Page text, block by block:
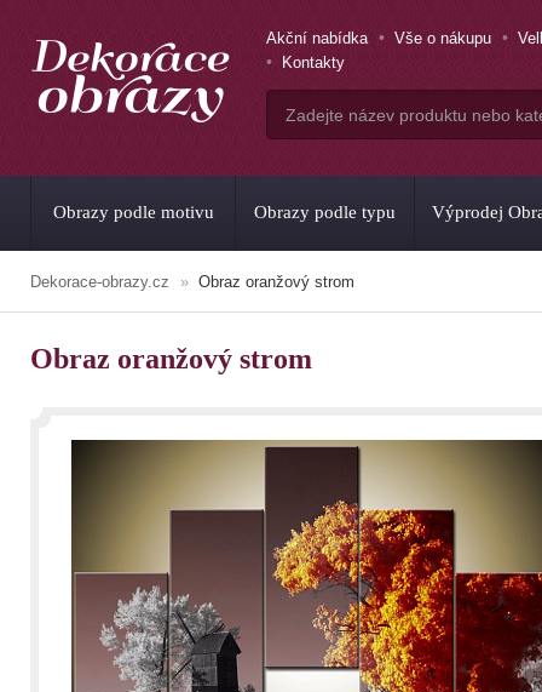
Akční nabídka Vše o nákupu
Kontakty
Obrazy podle motivu Obrazy podle typu Výprodej
Dekorace-obrazy.cz Obraz oranžový strom
Obraz oranžový strom